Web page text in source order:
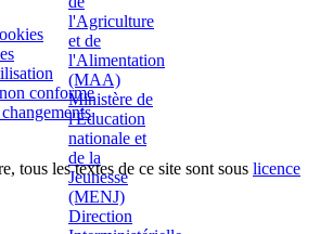
conforme
tous les textes de ce site sont sous licence